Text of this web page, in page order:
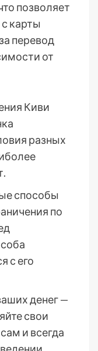
позволяет
карты
перевод
от
Киви
разных
способы
по
с его
денег —
свои
и всегда